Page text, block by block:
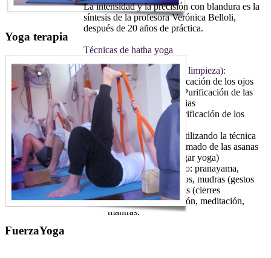
La intensidad y la precisión con blandura es la
síntesis de la profesora Verónica Belloli,
después de 20 años de práctica.
Técnicas de hatha yoga
Sat karmas (actos de limpieza):
Trátaka: purificación de los ojos
Kapálabháti: Purificación de las
vías respiratorias
Agni sara: Purificación de los
intestinos
Asanas (posturas)
: utilizando la técnica
de Iyengar para el armado de las asanas
(ver técnica de Iyengar yoga)
Prácticas varias como: pranayama,
ejercicios respiratorios, mudras (gestos
energéticos), bandhas (cierres
enérgéticos), relajación, meditación,
mantras.
Yoga terapia
FuerzaYoga